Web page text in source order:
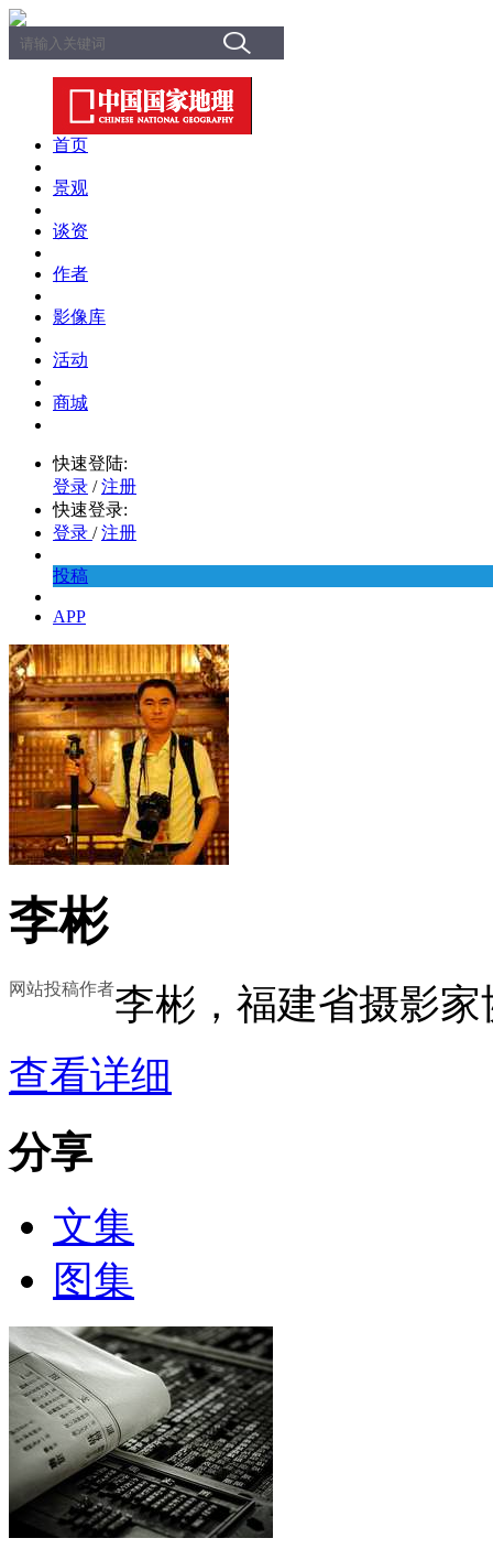
首页
景观
谈资
作者
影像库
活动
商城
快速登陆:
登录 / 注册
快速登录:
登录 / 注册
投稿
APP
李彬
网站投稿作者李彬，福建省摄影
查看详细
分享
文集
图集